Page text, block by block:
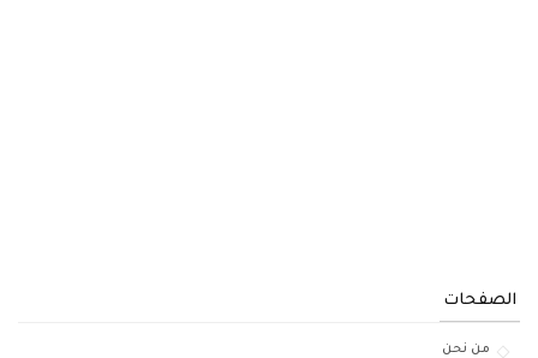
الصفحات
من نحن